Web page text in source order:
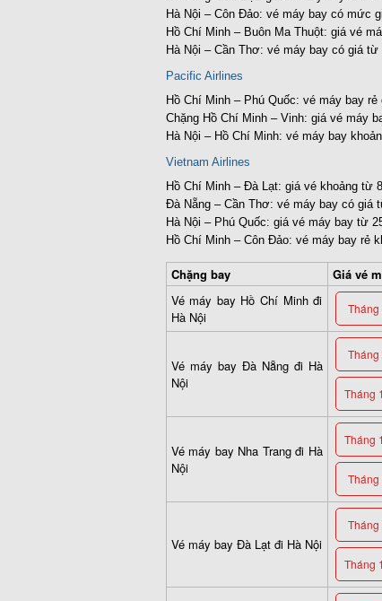
Hà Nội – Côn Đảo: vé máy bay có mức
Hồ Chí Minh – Buôn Ma Thuột: giá vé
Hà Nội – Cần Thơ: vé máy bay có giá từ
Pacific Airlines
Hồ Chí Minh – Phú Quốc: vé máy bay
Chặng Hồ Chí Minh – Vinh: giá vé máy
Hà Nội – Hồ Chí Minh: vé máy bay
Vietnam Airlines
Hồ Chí Minh – Đà Lạt: giá vé khoảng từ
Đà Nẵng – Cần Thơ: vé máy bay có giá
Hà Nội – Phú Quốc: giá vé máy bay từ
Hồ Chí Minh – Côn Đảo: vé máy bay rẻ
Chặng bay
Giá vé
Vé máy bay Hồ Chí Minh đi
Hà Nội
Tháng
Vé máy bay Đà Nẵng đi Hà
Nội
Tháng
Tháng
Vé máy bay Nha Trang đi Hà
Nội
Tháng
Tháng
Vé máy bay Đà Lạt đi Hà Nội
Tháng
Tháng